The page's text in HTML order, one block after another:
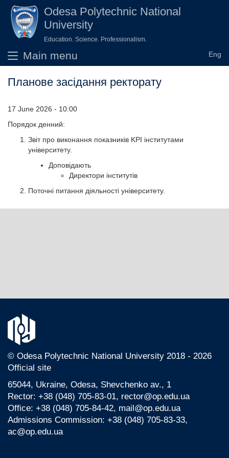
Skip to main contentOdesа Polytechnic National
University
Education. Science. Professionalism.
Main menu
Планове засідання ректорату
17 June 2026 - 10:00
Порядок денний:
Звіт про виконання показників KPI інститутами
університету.
Доповідають
Директори інститутів
Поточні питання діяльності університету.
© Odesа Polytechnic National University 2018 - 2026
Official site
65044, Ukraine, Odesa, Shevchenko av., 1
Rector: +38 (048) 705-83-01, rector@op.edu.ua
Office: +38 (048) 705-84-42, mail@op.edu.ua
Admissions Commission: +38 (048) 705-83-33,
ac@op.edu.ua